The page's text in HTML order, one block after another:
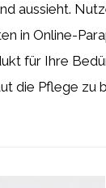
aussieht.
in Online-
für Ihre
die Pflege zu